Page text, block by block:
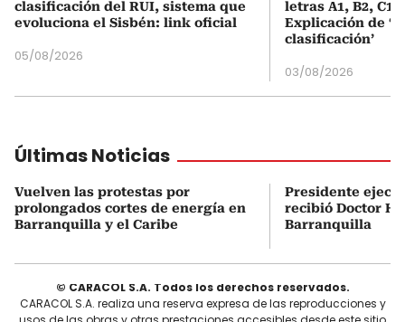
clasificación del RUI, sistema que
evoluciona el Sisbén: link oficial
05/08/2026
letras A1, B2, C1
Explicación de
clasificación’
03/08/2026
Últimas Noticias
Vuelven las protestas por
prolongados cortes de energía en
Barranquilla y el Caribe
Presidente
recibió Doctor
Barranquilla
© CARACOL S.A. Todos los derechos reservados.
CARACOL S.A. realiza una reserva expresa de las reproducciones y